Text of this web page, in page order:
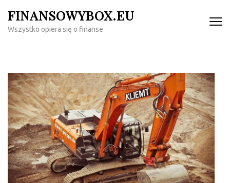
content
FINANSOWYBOX.EU
Wszystko opiera się o finanse